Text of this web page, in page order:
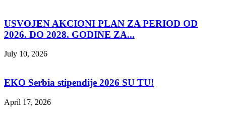
USVOJEN AKCIONI PLAN ZA PERIOD OD
2026. DO 2028. GODINE ZA...
July 10, 2026
EKO Serbia stipendije 2026 SU TU!
April 17, 2026